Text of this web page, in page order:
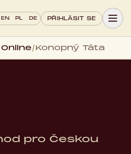
EN PL DE PŘIHLÁSIT SE
Online/Konopný Táta
pro Českou